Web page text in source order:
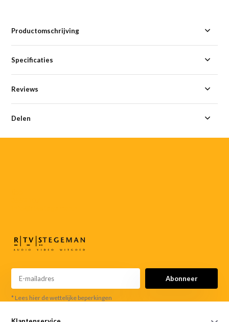
Productomschrijving
Specificaties
Reviews
Delen
Abonneer
* Lees hier de wettelijke beperkingen